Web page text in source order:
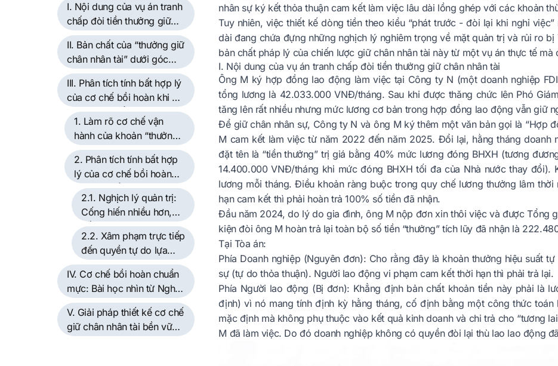
I. Nội dung của vụ án tranh
chấp đòi tiền thưởng giữ
chân nhân tài
II. Bản chất của “thưởng giữ
chân nhân tài” dưới góc
nhìn pháp lý
III. Phân tích tính bất hợp lý
của cơ chế bồi hoàn khi vi
phạm cam kết làm việc lâu
dài trong vụ án
1. Làm rõ cơ chế vận
hành của khoản “thưởng
giữ chân” trong vụ án
2. Phân tích tính bất hợp
lý của cơ chế bồi hoàn
khi cam kết làm việc lâu
dài
2.1. Nghịch lý quản trị:
Cống hiến nhiều hơn,
đền bù nặng hơn
2.2. Xâm phạm trực tiếp
đến quyền tự do lựa
chọn việc làm
IV. Cơ chế bồi hoàn chuẩn
mực: Bài học nhìn từ Nghị
định 101/2017/NĐ-CP
V. Giải pháp thiết kế cơ chế
giữ chân nhân tài bền vững
nhân sự ký kết thỏa thuận cam kết làm việc lâu dài lồng ghép với các khoản
Tuy nhiên, việc thiết kế dòng tiền theo kiểu “phát trước - đòi lại khi nghỉ
dài đang chứa đựng những nghịch lý nghiêm trọng về mặt quản trị và rủi ro
bản chất pháp lý của chiến lược giữ chân nhân tài này từ một vụ án thực tế
I. Nội dung của vụ án tranh chấp đòi tiền thưởng giữ chân nhân tài
Ông M ký hợp đồng lao động làm việc tại Công ty N (một doanh nghiệp
tổng lương là 42.033.000 VNĐ/tháng. Sau khi được thăng chức lên Phó
tăng lên rất nhiều nhưng mức lương cơ bản trong hợp đồng lao động vẫn giữ
Để giữ chân nhân sự, Công ty N và ông M ký thêm một văn bản gọi là “Hợp
M cam kết làm việc từ năm 2022 đến năm 2025. Đổi lại, hằng tháng doanh
đặt tên là “tiền thưởng” trị giá bằng 40% mức lương đóng BHXH (tương
14.400.000 VNĐ/tháng khi mức đóng BHXH tối đa của Nhà nước thay đổi).
lương mỗi tháng. Điều khoản ràng buộc trong quy chế lương thưởng lâm
hạn cam kết thì phải hoàn trả 100% số tiền đã nhận.
Đầu năm 2024, do lý do gia đình, ông M nộp đơn xin thôi việc và được Tổng
kiện đòi ông M hoàn trả lại toàn bộ số tiền “thưởng” tích lũy đã nhận là
Tại Tòa án:
Phía Doanh nghiệp (Nguyên đơn): Cho rằng đây là khoản thưởng hiệu suất
sự (tự do thỏa thuận). Người lao động vi phạm cam kết thời hạn thì phải trả lại.
Phía Người lao động (Bị đơn): Khẳng định bản chất khoản tiền này phải là
định) vì nó mang tính định kỳ hằng tháng, cố định bằng một công thức
mặc định mà không phụ thuộc vào kết quả kinh doanh và chi trả cho “tương
M đã làm việc. Do đó doanh nghiệp không có quyền đòi lại thù lao lao động